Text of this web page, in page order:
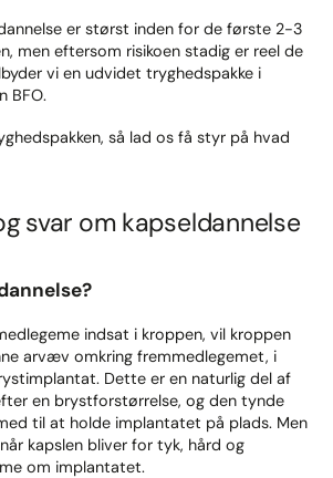
er størst inden for de første 2-3
men eftersom risikoen stadig er reel de
vi en udvidet tryghedspakke i
BFO.
så lad os få styr på hvad
svar om kapseldannelse
indsat i kroppen, vil kroppen
arvæv omkring fremmedlegemet, i
Dette er en naturlig del af
en brystforstørrelse, og den tynde
til at holde implantatet på plads. Men
kapslen bliver for tyk, hård og
om implantatet.